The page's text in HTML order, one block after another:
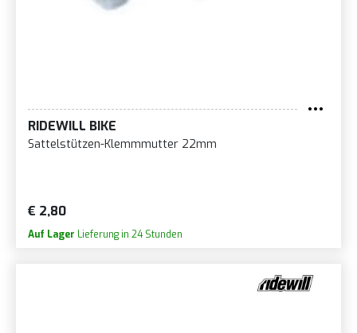
RIDEWILL BIKE
Sattelstützen-Klemmmutter 22mm
€ 2,80
Auf Lager Lieferung in 24 Stunden